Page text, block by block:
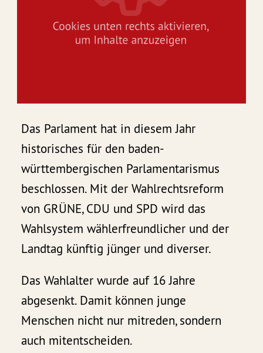
Das Parlament hat in diesem Jahr
historisches für den baden-
württembergischen Parlamentarismus
beschlossen. Mit der Wahlrechtsreform
von GRÜNE, CDU und SPD wird das
Wahlsystem wählerfreundlicher und der
Landtag künftig jünger und diverser.
Das Wahlalter wurde auf 16 Jahre
abgesenkt. Damit können junge
Menschen nicht nur mitreden, sondern
auch mitentscheiden.